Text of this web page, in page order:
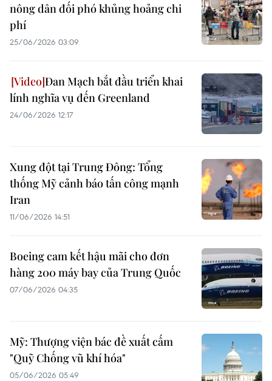
nông dân đối phó khủng hoảng chi
phí
25/06/2026 03:09
Đan Mạch bắt đầu triển khai
lính nghĩa vụ đến Greenland
24/06/2026 12:17
Xung đột tại Trung Đông: Tổng
thống Mỹ cảnh báo tấn công mạnh
Iran
11/06/2026 14:51
Boeing cam kết hậu mãi cho đơn
hàng 200 máy bay của Trung Quốc
07/06/2026 04:35
Mỹ: Thượng viện bác đề xuất cấm
"Quỹ Chống vũ khí hóa"
05/06/2026 05:49